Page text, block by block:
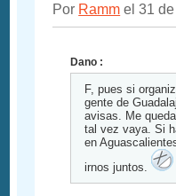
Por Ramm el 31
Dano :
F, pues si
gente de
avisas. Me
tal vez vaya. Si
en
irnos juntos.